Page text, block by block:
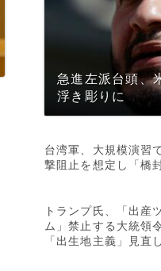
急進左派台頭、
浮き彫りに
台湾軍、大規模演習
撃阻止を想定し「橋
トランプ氏、「出産
ム」禁止する大統領
「出生地主義」見直